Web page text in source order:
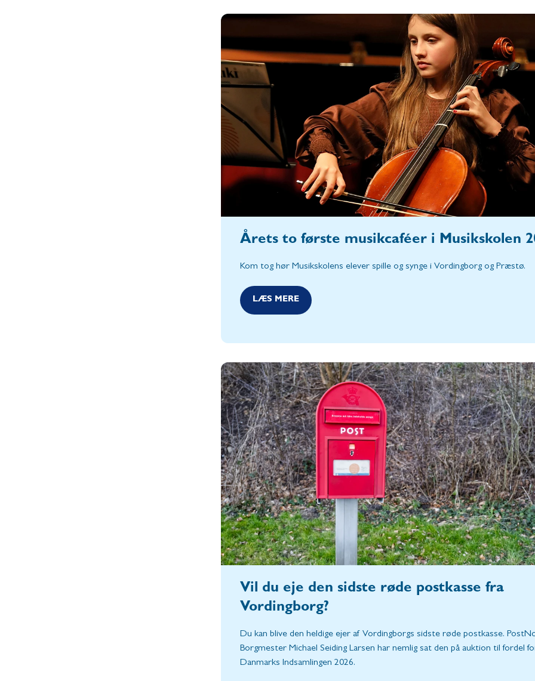
Årets to første musikcaféer i Musikskolen
Kom tog hør Musikskolens elever spille og synge i Vordingborg og Præstø.
LÆS MERE
Vil du eje den sidste røde postkasse fra
Vordingborg?
Du kan blive den heldige ejer af Vordingborgs sidste røde postkasse.
Borgmester Michael Seiding Larsen har nemlig sat den på auktion til fordel
Danmarks Indsamlingen 2026.